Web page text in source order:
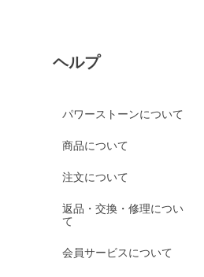
ヘルプ
パワーストーンについて
商品について
注文について
返品・交換・修理につい
て
会員サービスについて